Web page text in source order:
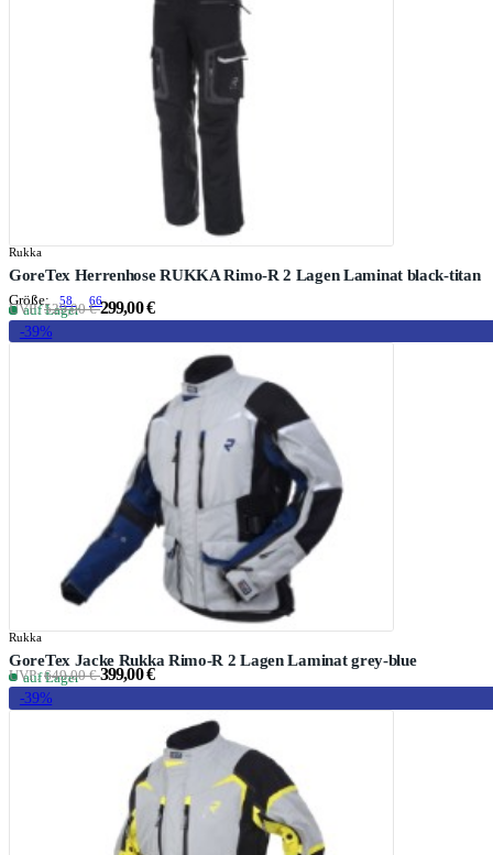
Rukka
GoreTex Herrenhose RUKKA Rimo-R 2 Lagen Laminat black-titan
Größe: 58 66
auf Lager
UVP:529,00 € 299,00 €
-39%
Rukka
GoreTex Jacke Rukka Rimo-R 2 Lagen Laminat grey-blue
auf Lager
UVP:649,00 € 399,00 €
-39%